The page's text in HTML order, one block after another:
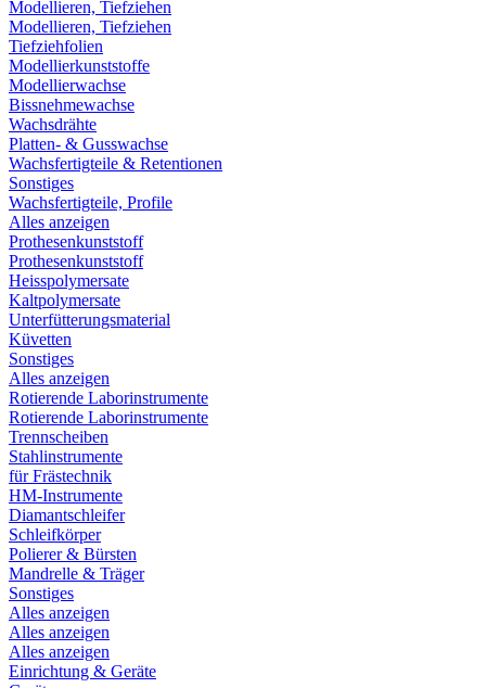
Modellieren, Tiefziehen
Modellieren, Tiefziehen
Tiefziehfolien
Modellierkunststoffe
Modellierwachse
Bissnehmewachse
Wachsdrähte
Platten- & Gusswachse
Wachsfertigteile & Retentionen
Sonstiges
Wachsfertigteile, Profile
Alles anzeigen
Prothesenkunststoff
Prothesenkunststoff
Heisspolymersate
Kaltpolymersate
Unterfütterungsmaterial
Küvetten
Sonstiges
Alles anzeigen
Rotierende Laborinstrumente
Rotierende Laborinstrumente
Trennscheiben
Stahlinstrumente
für Frästechnik
HM-Instrumente
Diamantschleifer
Schleifkörper
Polierer & Bürsten
Mandrelle & Träger
Sonstiges
Alles anzeigen
Alles anzeigen
Alles anzeigen
Einrichtung & Geräte